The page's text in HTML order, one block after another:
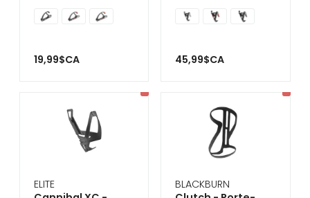
19,99$CA 45,99$CA
ELITE
BLACKBURN